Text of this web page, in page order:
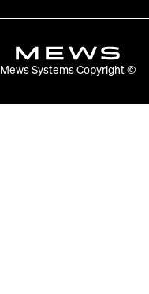
Mews Systems Copyright ©